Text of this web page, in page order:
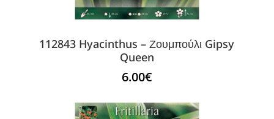
112843 Hyacinthus – Ζουμπούλι Gipsy
Queen
6.00€